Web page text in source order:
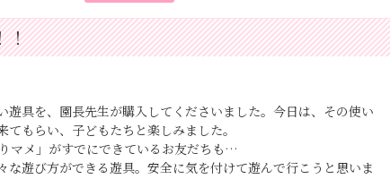
！
遊具を、園長先生が購入してくださいました。今日は、その使い
てもらい、子どもたちと楽しみました。
マメ」がすでにできているお友だちも…
な遊び方ができる遊具。安全に気を付けて遊んで行こうと思いま